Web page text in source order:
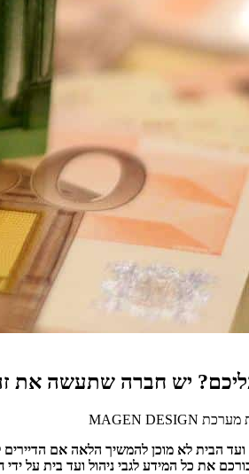
יש חברה שתעשה את
מערכת MAGEN DESIGN
ועד הבית לא מוכן להמשיך הלאה אם
את כל המידע לגבי ניהול ועד בית על